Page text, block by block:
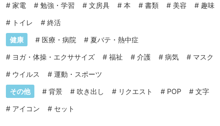
# 家電 # 勉強・学習 # 文房具 # 本 # 書類 # 美容 # 趣味
# トイレ # 終活
健康 # 医療・病院 # 夏バテ・熱中症
# ヨガ・体操・エクササイズ # 福祉 # 介護 # 病気 # マスク
# ウイルス # 運動・スポーツ
その他 # 背景 # 吹き出し # リクエスト # POP # 文字
# アイコン # セット